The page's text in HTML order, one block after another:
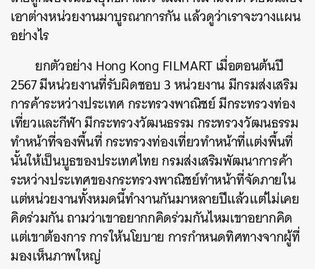
เอาต่างหน่วยงานมาบูรณาการกัน แล้วดูว่าเราจะวางแผน
อย่างไร
ยกตัวอย่าง Hong Kong FILMART เมื่อตอนต้นปี
2567 มีหน่วยงานที่รับผิดชอบ 3 หน่วยงาน มีกรมส่งเสริม
การค้าระหว่างประเทศ กระทรวงพาณิชย์ มีกระทรวงท่อง
เที่ยวและกีฬา มีกระทรวงวัฒนธรรม กระทรวงวัฒนธรรม
ทำหน้าที่จองพื้นที่ กระทรวงท่องเที่ยวทำหน้าที่แต่งพื้นที่
นั้นให้เป็นบูธของประเทศไทย กรมส่งเสริมพัฒนาการค้า
ระหว่างประเทศของกระทรวงพาณิชย์ทำหน้าที่จัดภายใน
แต่หน่วยงานทั้งหมดนี้ทำงานกันมาหลายปีแล้วแต่ไม่เคย
คิดร่วมกัน ถามว่าเขาอยากกคิดร่วมกันไหมเขาอยากคิด
แต่เขาต้องการ การให้นโยบาย การกำหนดทิศทางจากผู้ที่
มองเห็นภาพใหญ่